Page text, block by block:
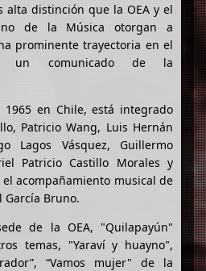
alta distinción que la OEA y el
de la Música otorgan a
prominente trayectoria en el
un comunicado de la
en Chile, está integrado
Patricio Wang, Luis Hernán
Lagos Vásquez, Guillermo
Patricio Castillo Morales y
acompañamiento musical de
García Bruno.
de la OEA, "Quilapayún"
temas, "Yaraví y huayno",
“Vamos mujer" de la